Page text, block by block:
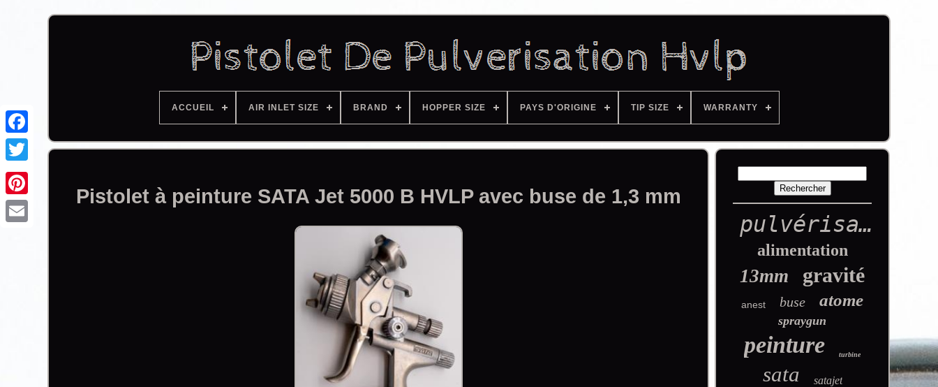
Facebook
ACCUEIL AIR INLET SIZE BRAND HOPPER SIZE PAYS D'ORIGINE TIP SIZE WARRANTY
Pistolet à peinture SATA Jet 5000 B HVLP avec buse de 1,3 mm
pulvérisation
alimentation
13mm gravité
anest buse atome
spraygun
peinture turbine
sata satajet